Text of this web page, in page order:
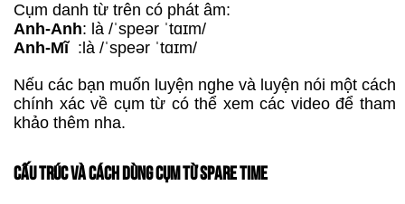
Cụm danh từ trên có phát âm:
Anh-Anh: là /ˈspeər ˈtɑɪm/
Anh-Mĩ:là /ˈspeər ˈtɑɪm/
Nếu các bạn muốn luyện nghe và luyện nói một cách
chính xác về cụm từ có thể xem các video để tham
khảo thêm nha.
CẤU TRÚC VÀ CÁCH DÙNG CỤM TỪ SPARE TIME